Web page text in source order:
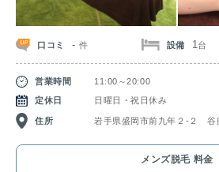
口コミ -件 設備 1台
営業時間
11:00～20:00
定休日
日曜日・祝日休み
住所 岩手県盛岡市前九年２-２ 谷
メンズ脱毛 料金